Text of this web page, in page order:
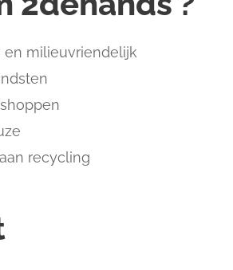
en milieuvriendelijk
recycling